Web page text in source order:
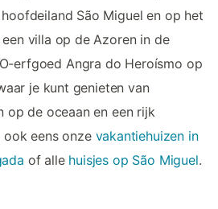
São Miguel en op het
villa op de Azoren in de
erfgoed Angra do Heroísmo op
je kunt genieten van
op de oceaan en een rijk
ook eens onze vakantiehuizen in
of alle huisjes op São Miguel.